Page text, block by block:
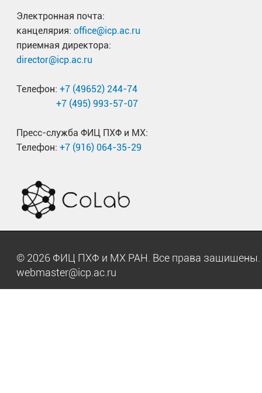
Электронная почта:
канцелярия: office@icp.ac.ru
приемная директора:
director@icp.ac.ru
Телефон: +7 (49652) 244-74
+7 (495) 993-57-07
Пресс-служба ФИЦ ПХФ и МХ:
Телефон: +7 (916) 064-35-29
© 2026 ФИЦ ПХФ и МХ РАН. Все права
webmaster@icp.ac.ru